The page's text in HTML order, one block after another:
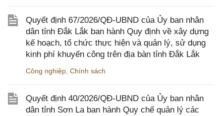
Quyết định 67/2026/QĐ-UBND của Ủy ban nhân
dân tỉnh Đắk Lắk ban hành Quy định về xây dựng
kế hoạch, tổ chức thực hiện và quản lý, sử dụng
kinh phí khuyến công trên địa bàn tỉnh Đắk Lắk
Công nghiệp, Chính sách
Quyết định 40/2026/QĐ-UBND của Ủy ban nhân
dân tỉnh Sơn La ban hành Quy chế quản lý các